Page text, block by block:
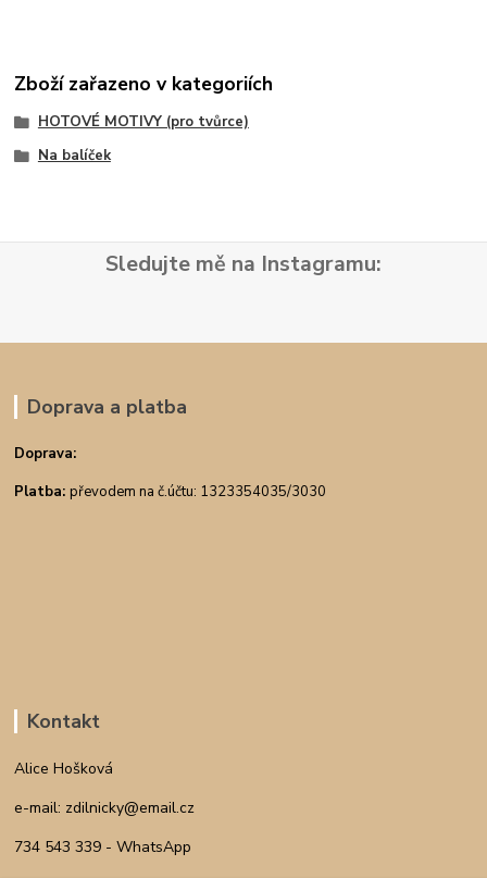
Zboží zařazeno v kategoriích
HOTOVÉ MOTIVY (pro tvůrce)
Na balíček
Sledujte mě na Instagramu:
Doprava a platba
Doprava:
Platba:převodem na č.účtu: 1323354035/3030
Kontakt
Alice Hošková
e-mail: zdilnicky@email.cz
734 543 339 - WhatsApp